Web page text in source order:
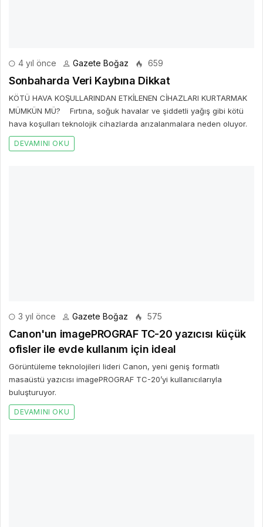
4 yıl önce Gazete Boğaz 659
Sonbaharda Veri Kaybına Dikkat
KÖTÜ HAVA KOŞULLARINDAN ETKİLENEN CİHAZLARI KURTARMAK
MÜMKÜN MÜ? Fırtına, soğuk havalar ve şiddetli yağış gibi kötü
hava koşulları teknolojik cihazlarda arızalanmalara neden oluyor.
DEVAMINI OKU
3 yıl önce Gazete Boğaz 575
Canon'un imagePROGRAF TC-20 yazıcısı küçük
ofisler ile evde kullanım için ideal
Görüntüleme teknolojileri lideri Canon, yeni geniş formatlı
masaüstü yazıcısı imagePROGRAF TC-20’yi kullanıcılarıyla
buluşturuyor.
DEVAMINI OKU